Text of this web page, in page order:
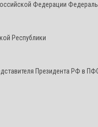
Федерации
Республики
Президента РФ в